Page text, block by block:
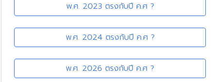
พ.ศ. 2023 ตรงกับปี ค.ศ ?
พ.ศ. 2024 ตรงกับปี ค.ศ ?
พ.ศ. 2026 ตรงกับปี ค.ศ ?